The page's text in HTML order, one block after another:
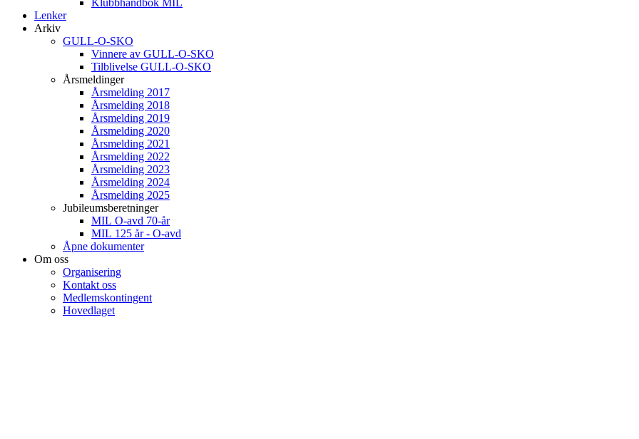
Klubbhåndbok MIL
Lenker
Arkiv
GULL-O-SKO
Vinnere av GULL-O-SKO
Tilblivelse GULL-O-SKO
Årsmeldinger
Årsmelding 2017
Årsmelding 2018
Årsmelding 2019
Årsmelding 2020
Årsmelding 2021
Årsmelding 2022
Årsmelding 2023
Årsmelding 2024
Årsmelding 2025
Jubileumsberetninger
MIL O-avd 70-år
MIL 125 år - O-avd
Åpne dokumenter
Om oss
Organisering
Kontakt oss
Medlemskontingent
Hovedlaget